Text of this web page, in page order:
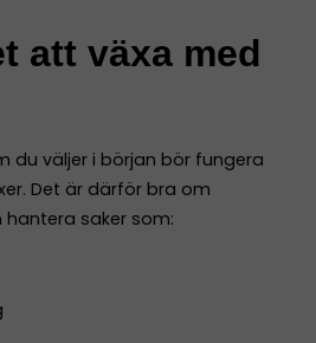
att växa med
du väljer i början bör fungera
Det är därför bra om
saker som: